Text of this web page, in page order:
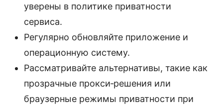
уверены в политике приватности
сервиса.
Регулярно обновляйте приложение и
операционную систему.
Рассматривайте альтернативы, такие как
прозрачные прокси‑решения или
браузерные режимы приватности при